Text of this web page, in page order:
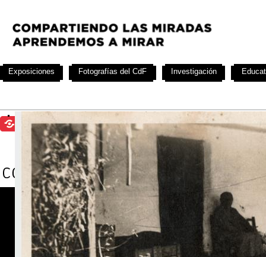
Exposiciones Fotografías del CdF Investigación